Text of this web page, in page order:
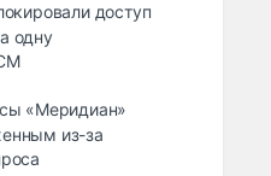
доступ
одну
«Меридиан»
из-за